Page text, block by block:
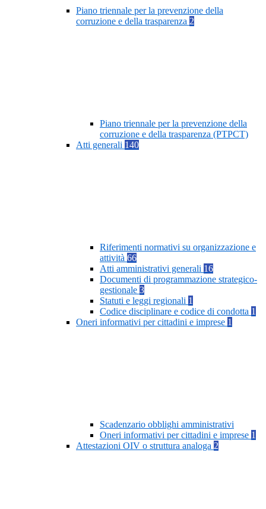
Piano triennale per la prevenzione della
corruzione e della trasparenza 2
Piano triennale per la prevenzione della
corruzione e della trasparenza (PTPCT)
Atti generali 140
Riferimenti normativi su organizzazione e
attività 66
Atti amministrativi generali 16
Documenti di programmazione strategico-
gestionale 3
Statuti e leggi regionali 1
Codice disciplinare e codice di condotta 1
Oneri informativi per cittadini e imprese 1
Scadenzario obblighi amministrativi
Oneri informativi per cittadini e imprese 1
Attestazioni OIV o struttura analoga 2